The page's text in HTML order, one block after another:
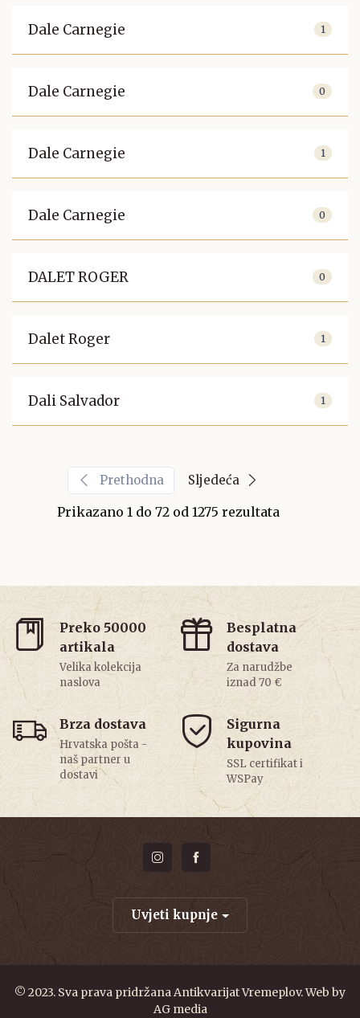
Dale Carnegie 1
Dale Carnegie 0
Dale Carnegie 1
Dale Carnegie 0
DALET ROGER 0
Dalet Roger 1
Dali Salvador 1
Prethodna Sljedeća
Prikazano 1do 72od 1275 rezultata
Preko 50000
artikala
Velika kolekcija
naslova
Besplatna
dostava
Za narudžbe
iznad 70 €
Brza dostava
Hrvatska pošta -
naš partner u
dostavi
Sigurna
kupovina
SSL certifikat i
WSPay
Uvjeti kupnje
© 2023. Sva prava pridržana Antikvarijat Vremeplov. Web by
AG media